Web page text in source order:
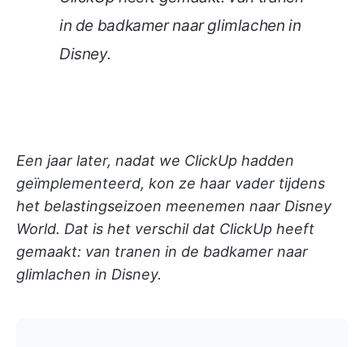
in de badkamer naar glimlachen in
Disney.
Een jaar later, nadat we ClickUp hadden
geïmplementeerd, kon ze haar vader tijdens
het belastingseizoen meenemen naar Disney
World. Dat is het verschil dat ClickUp heeft
gemaakt: van tranen in de badkamer naar
glimlachen in Disney.